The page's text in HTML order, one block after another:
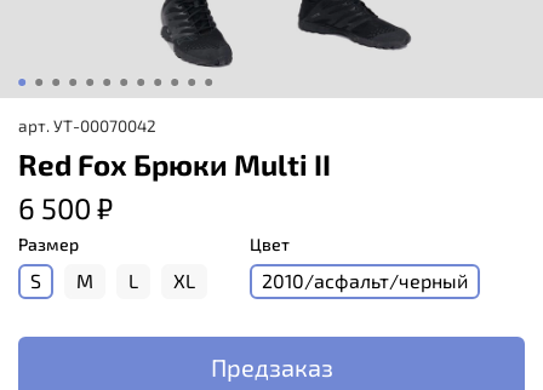
арт. УТ-00070042
Red Fox Брюки Multi II
6 500 ₽
Размер
S M L XL
Цвет
2010/асфальт/черный
Предзаказ